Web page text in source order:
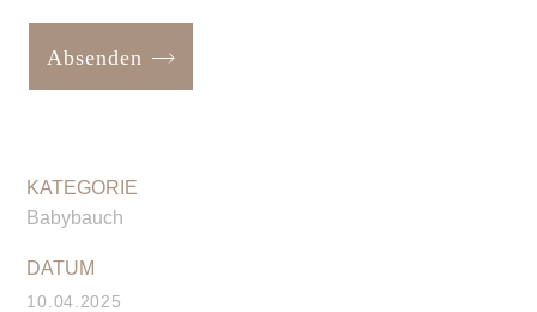
Absenden
Babybauch
10.04.2025